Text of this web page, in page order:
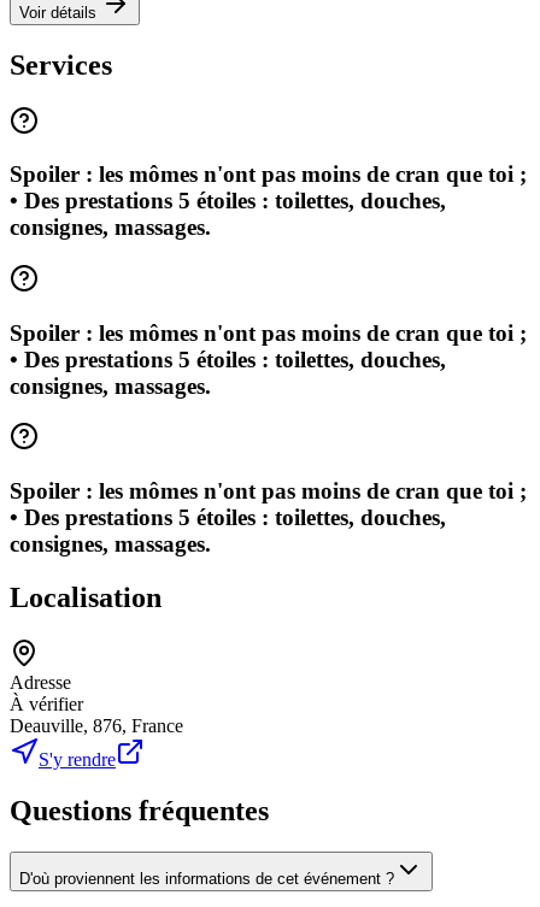
Voir détails
Services
Spoiler : les mômes n'ont pas moins de cran que toi ;
• Des prestations 5 étoiles : toilettes, douches,
consignes, massages.
Spoiler : les mômes n'ont pas moins de cran que toi ;
• Des prestations 5 étoiles : toilettes, douches,
consignes, massages.
Spoiler : les mômes n'ont pas moins de cran que toi ;
• Des prestations 5 étoiles : toilettes, douches,
consignes, massages.
Localisation
Adresse
À vérifier
Deauville, 876, France
S'y rendre
Questions fréquentes
D'où proviennent les informations de cet événement ?